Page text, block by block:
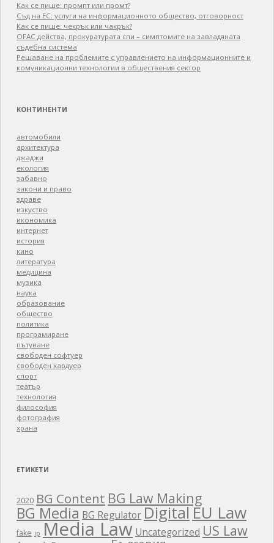
Как се пише: промпт или промт?
Съд на ЕС: услуги на информационното общество, отговорност
Как се пише: чекрък или чакрък?
OFAC действа, прокуратурата спи – симптомите на завладяната
съдебна система
Решаване на проблемите с управлението на информационните и
комуникационни технологии в обществения сектор
КОНТИНЕНТИ
автомобили
архитектура
джаджи
екология
забавно
закони и право
здраве
изкуство
икономика
интернет
история
кино
литература
медицина
музика
наука
образование
общество
политика
програмиране
пътуване
свободен софтуер
свободен хардуер
спорт
театър
технология
философия
фотография
храна
ЕТИКЕТИ
2020 BG Content BG Law Making
BG Media BG RegulatorDigitalEU Law
fake ip Media Law Uncategorized US Law